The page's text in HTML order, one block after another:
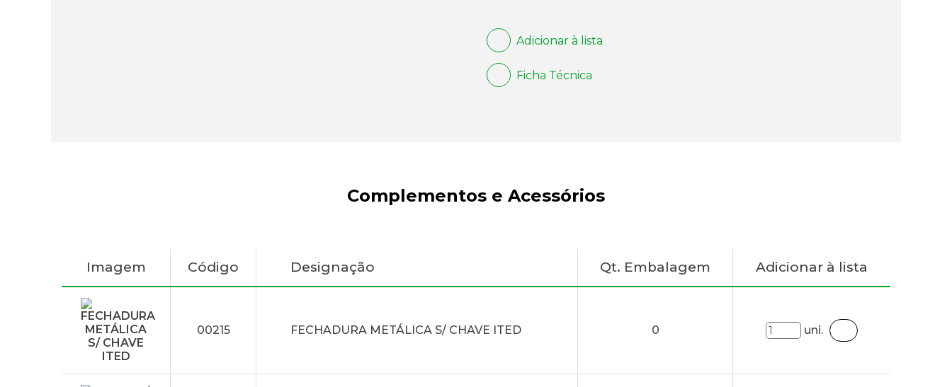
Adicionar à lista
Ficha Técnica
Complementos e Acessórios
Imagem Código Designação Qt. Embalagem Adicionar à lista
00215 FECHADURA METÁLICA S/ CHAVE ITED 0 uni.